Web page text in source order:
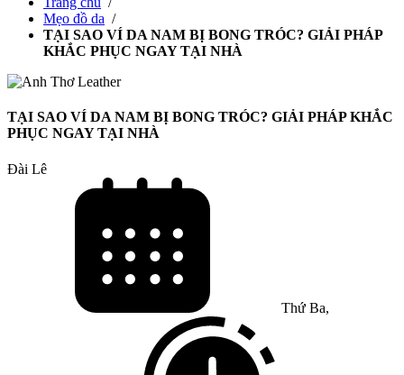
Mẹo đồ da /
TẠI SAO VÍ DA NAM BỊ BONG TRÓC? GIẢI PHÁP
KHẮC PHỤC NGAY TẠI NHÀ
TẠI SAO VÍ DA NAM BỊ BONG TRÓC? GIẢI PHÁP KHẮC
PHỤC NGAY TẠI NHÀ
Đài Lê
Thứ Ba,